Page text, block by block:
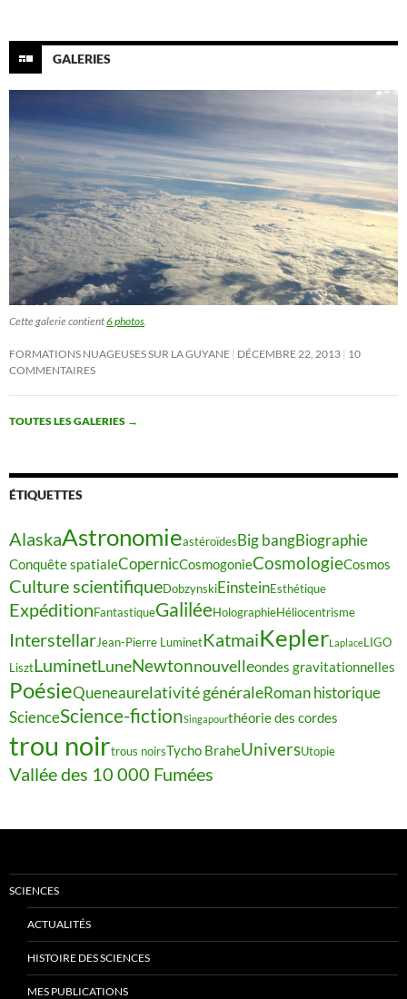
GALERIES
Cette galerie contient6 photos
FORMATIONS NUAGEUSES SUR LA GUYANE DÉCEMBRE 22, 2013 10
COMMENTAIRES
TOUTES LES GALERIES →
ÉTIQUETTES
AlaskaAstronomieastéroïdesBig bangBiographie
Conquête spatialeCopernicCosmogonieCosmologieCosmos
Culture scientifiqueDobzynskiEinsteinEsthétique
ExpéditionFantastiqueGaliléeHolographieHéliocentrisme
InterstellarJean-Pierre LuminetKatmaiKeplerLaplaceLIGO
LisztLuminetLuneNewtonnouvelleondes gravitationnelles
PoésieQueneaurelativité généraleRoman historique
ScienceScience-fictionSingapourthéorie des cordes
trou noirtrous noirsTycho BraheUniversUtopie
Vallée des 10 000 Fumées
SCIENCES
ACTUALITÉS
HISTOIRE DES SCIENCES
MES PUBLICATIONS